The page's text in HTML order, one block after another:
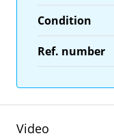
Condition
Ref. number
Video